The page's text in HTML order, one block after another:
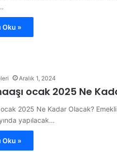
Oku »
Aralık 1, 2024
ocak 2025 Ne
ocak 2025 Ne Kadar Olacak?
yapılacak…
Oku »